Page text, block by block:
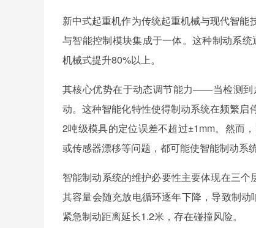
新中式起重机作为传统起重机械与现代智
与智能控制模块集成于一体。这种制动系
机械式提升80%以上。
其核心优势在于动态调节能力——当检测到
动。这种智能化特性使得制动系统在频繁
2吨级模具的定位误差不超过±1mm。然而
或传感器漂移等问题，都可能使智能制动系
智能制动系统的维护必要性主要体现在三
其容量会随充放电循环逐年下降，导致制
紧急制动距离延长1.2米，存在碰撞风险。